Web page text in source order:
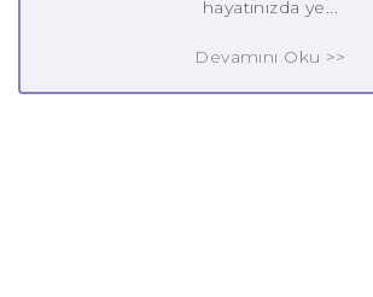
hayatınızda ye...
Devamını Oku >>